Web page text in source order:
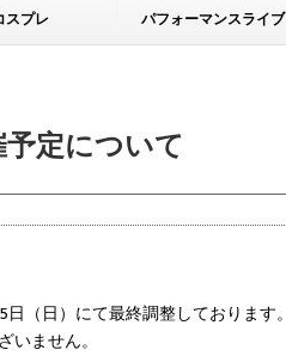
スプレ パフォーマンスライブ
定について
（日）にて最終調整しております。
いません。